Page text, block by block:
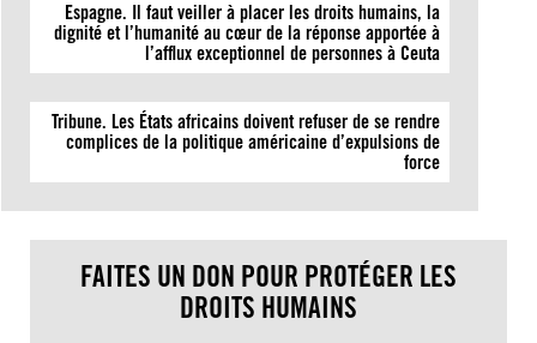
Espagne. Il faut veiller à placer les droits humains, la
dignité et l’humanité au cœur de la réponse apportée à
l’afflux exceptionnel de personnes à Ceuta
Tribune. Les États africains doivent refuser de se rendre
complices de la politique américaine d’expulsions de
force
FAITES UN DON POUR PROTÉGER LES
DROITS HUMAINS